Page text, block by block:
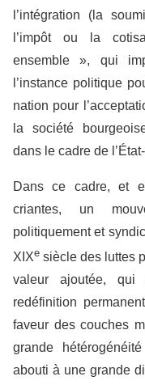
l’intégration (la
l’impôt ou la
ensemble », qui
l’instance politique
nation pour
la société
dans le cadre de
Dans ce cadre, et
criantes, un
politiquement et
XIXe siècle des luttes
valeur ajoutée, qui
redéfinition
faveur des couches
grande
abouti à une grande